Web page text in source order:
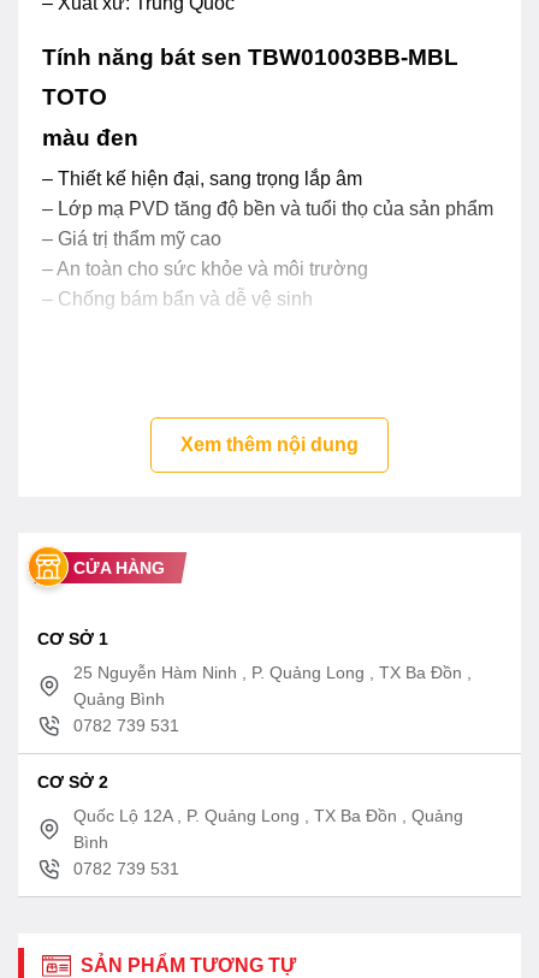
Tính năng bát sen TBW01003BB-MBL
TOTO
màu đen
– Thiết kế hiện đại, sang trọng lắp âm
– Lớp mạ PVD tăng độ bền và tuổi thọ của sản phẩm
– Giá trị thẩm mỹ cao
– An toàn cho sức khỏe và môi trường
– Chống bám bẩn và dễ vệ sinh
Xem thêm nội dung
CỬA HÀNG
CƠ SỞ 1
25 Nguyễn Hàm Ninh , P. Quảng Long , TX Ba Đồn ,
Quảng Bình
0782 739 531
CƠ SỞ 2
Quốc Lộ 12A , P. Quảng Long , TX Ba Đồn , Quảng
Bình
0782 739 531
SẢN PHẨM TƯƠNG TỰ